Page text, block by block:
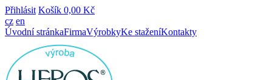
Přihlásit Košík 0,00 Kč
cz en
Úvodní stránkaFirmaVýrobkyKe staženíKontakty